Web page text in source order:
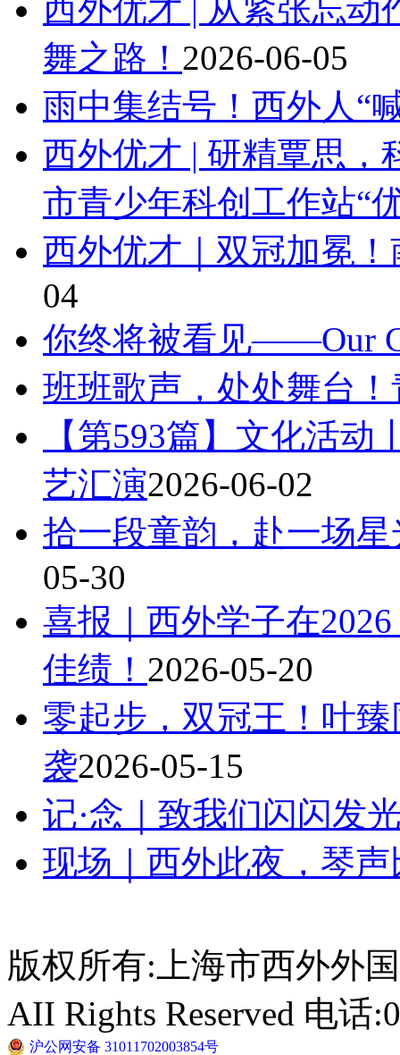
西外优才 | 从紧张忘
舞之路！ 2026-06-05
雨中集结号！西外人“
西外优才 | 研精覃思，
市青少年科创工作站“
西外优才｜双冠加冕
04
你终将被看见——Our
班班歌声，处处舞台
【第593篇】文化活
艺汇演2026-06-02
拾一段童韵，赴一场
05-30
喜报｜西外学子在
佳绩！ 2026-05-20
零起步，双冠王！叶
袭2026-05-15
记·念｜致我们闪闪发
现场｜西外此夜，琴声
版权所有:上海市西外外
AII Rights Reserved 电话
沪公网安备 31011702003854号